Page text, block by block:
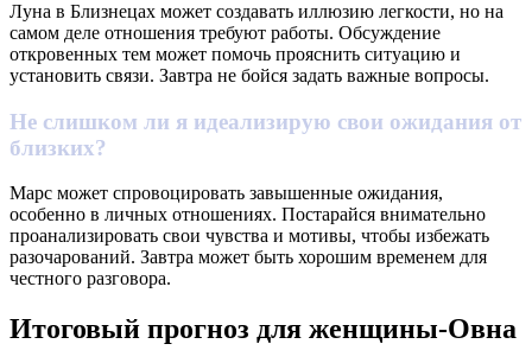
Луна в Близнецах может создавать иллюзию легкости, но на
самом деле отношения требуют работы. Обсуждение
откровенных тем может помочь прояснить ситуацию и
установить связи. Завтра не бойся задать важные вопросы.
Не слишком ли я идеализирую свои ожидания от
близких?
Марс может спровоцировать завышенные ожидания,
особенно в личных отношениях. Постарайся внимательно
проанализировать свои чувства и мотивы, чтобы избежать
разочарований. Завтра может быть хорошим временем для
честного разговора.
Итоговый прогноз для женщины-Овна